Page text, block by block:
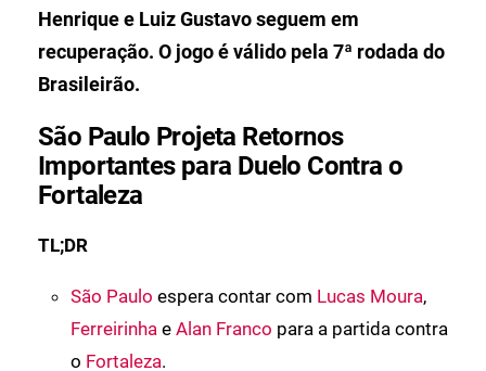
Henrique e Luiz Gustavo seguem em
recuperação. O jogo é válido pela 7ª rodada do
Brasileirão.
São Paulo Projeta Retornos
Importantes para Duelo Contra o
Fortaleza
TL;DR
São Paulo espera contar com Lucas Moura,
Ferreirinha e Alan Franco para a partida contra
o Fortaleza.